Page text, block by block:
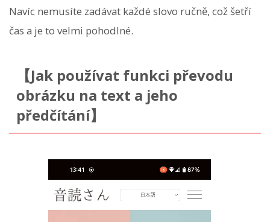
Navíc nemusíte zadávat každé slovo ručně, což šetří
čas a je to velmi pohodlné.
【Jak používat funkci převodu
obrázku na text a jeho
předčítání】